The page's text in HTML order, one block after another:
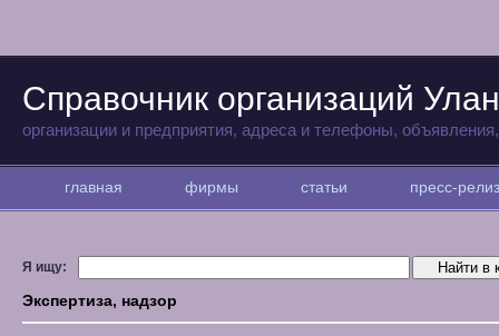
Справочник организаций
организации и предприятия, адреса и телефоны,
главная фирмы статьи пресс-
Я ищу:
Экспертиза, надзор